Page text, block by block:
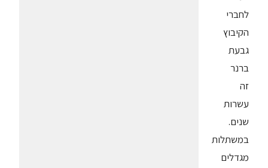
לחברי
הקיבוץ
גבעת
ברנר
זה
עשרות
שנים.
במשתלות
מגדלים